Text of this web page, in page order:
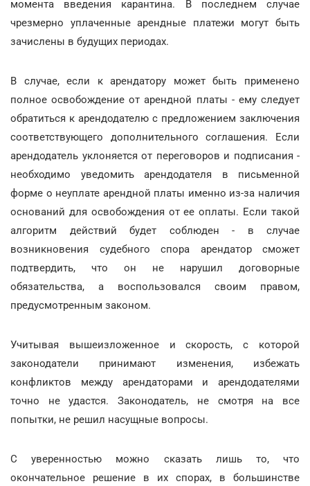
момента введения карантина. В последнем случае
чрезмерно уплаченные арендные платежи могут быть
зачислены в будущих периодах.
В случае, если к арендатору может быть применено
полное освобождение от арендной платы - ему следует
обратиться к арендодателю с предложением заключения
соответствующего дополнительного соглашения. Если
арендодатель уклоняется от переговоров и подписания -
необходимо уведомить арендодателя в письменной
форме о неуплате арендной платы именно из-за наличия
оснований для освобождения от ее оплаты. Если такой
алгоритм действий будет соблюден - в случае
возникновения судебного спора арендатор сможет
подтвердить, что он не нарушил договорные
обязательства, а воспользовался своим правом,
предусмотренным законом.
Учитывая вышеизложенное и скорость, с которой
законодатели принимают изменения, избежать
конфликтов между арендаторами и арендодателями
точно не удастся. Законодатель, не смотря на все
попытки, не решил насущные вопросы.
С уверенностью можно сказать лишь то, что
окончательное решение в их спорах, в большинстве